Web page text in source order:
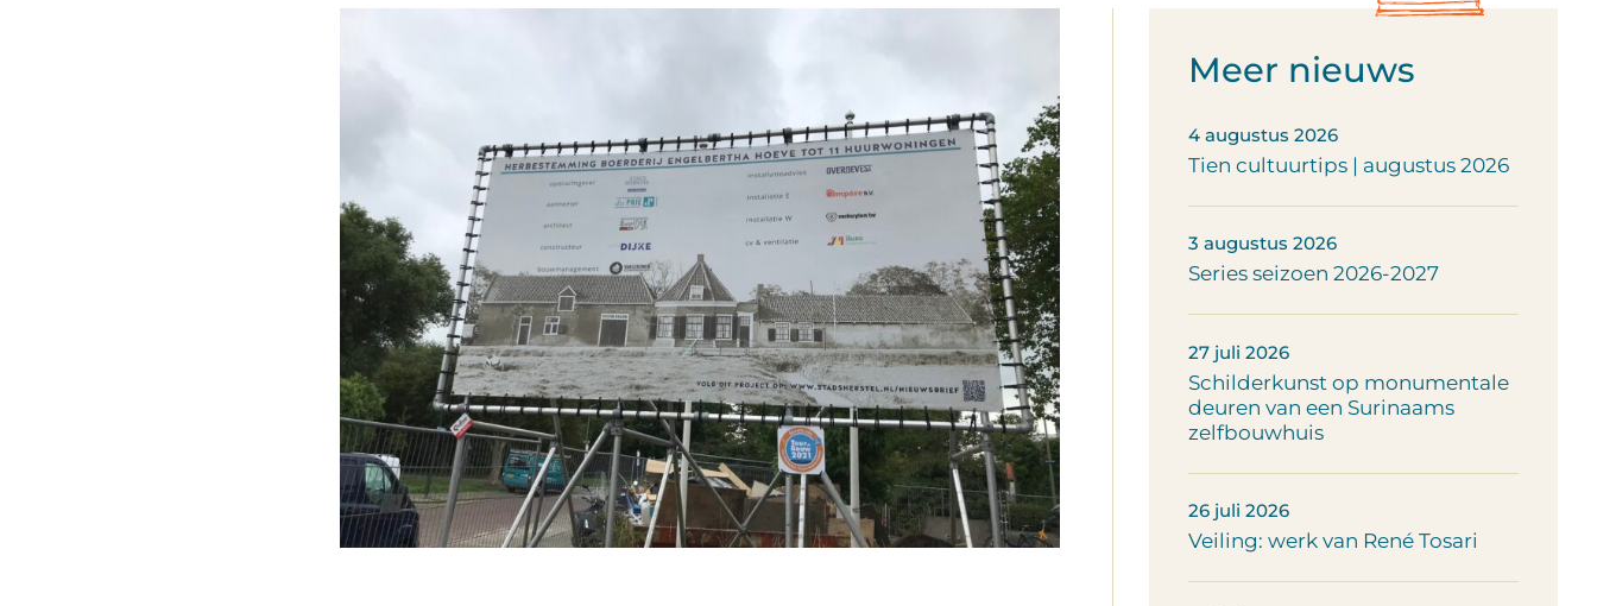
Meer nieuws
4 augustus 2026
Tien cultuurtips | augustus 2026
3 augustus 2026
Series seizoen 2026-2027
27 juli 2026
Schilderkunst op monumentale
deuren van een Surinaams
zelfbouwhuis
26 juli 2026
Veiling: werk van René Tosari